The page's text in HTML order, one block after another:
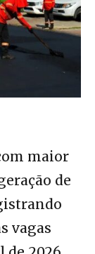
maior
de
vagas